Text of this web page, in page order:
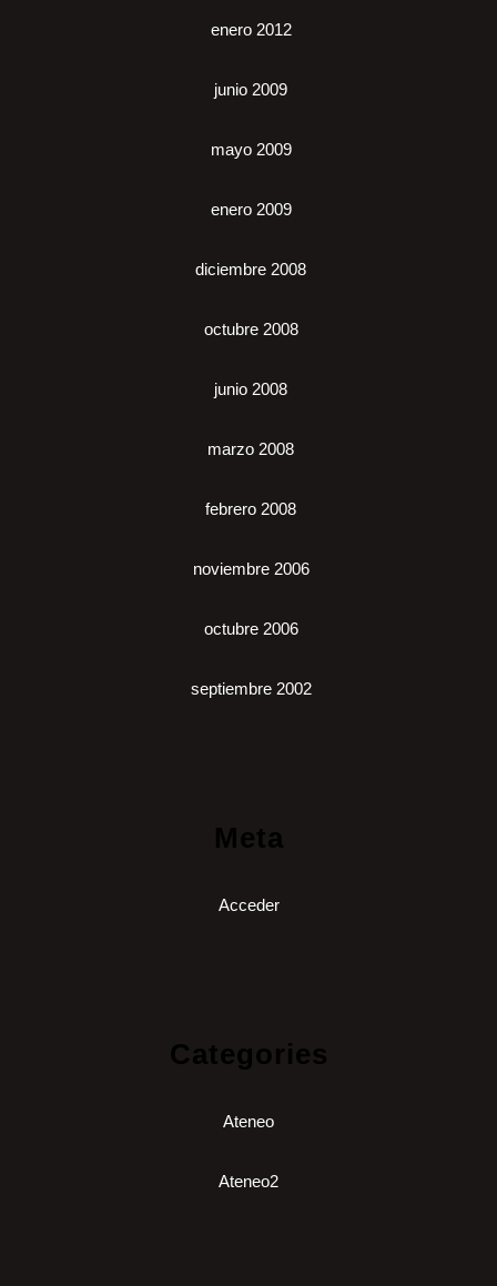
enero 2012
junio 2009
mayo 2009
enero 2009
diciembre 2008
octubre 2008
junio 2008
marzo 2008
febrero 2008
noviembre 2006
octubre 2006
septiembre 2002
Meta
Acceder
Categories
Ateneo
Ateneo2